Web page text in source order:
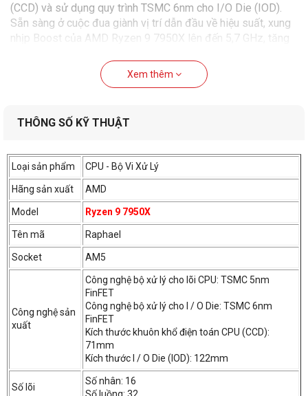
(CCD) và sử dụng quy trình TSMC 6nm cho I/O Die (IOD).
Sẵn sàng ở cuộc đua giành vị trí dẫn đầu về hiệu suất, xung
nhịp Boost của AMD Ryzen 9 7950X lên đến 5,7 GHz, tăng
hợp với mức tăng tới 13% IPC từ vi kiến ​​trúc Zen 4 mới giúp
nó có được sức mạnh tăng vọt lên đến 29% hiệu suất đơn
Socket AM5 hoàn toàn mới
Trước đây các CPU AMD Ryzen socket AM4 thế hệ trước có
thiết kế chân cắm kiểu PGA dễ dẫn đến việc làm hỏng chân
socket khi người dùng tháo ra vệ sinh, bảo dưỡng cho CPU,
nhưng nay CPU AMD Ryzen 9 7950X sử dụng socket AM5
kiểu LGA (1718 chân tiếp xúc) hoàn toàn mới nên tình trạng
này sẽ được khắc phục, và còn tuyệt vời hơn là nó có thể
các loại tản nhiệt
Xem thêm
THÔNG SỐ KỸ THUẬT
Loại sản phẩm CPU - Bộ Vi Xử Lý
Hãng sản xuất AMD
Model Ryzen 9 7950X
Tên mã Raphael
Socket AM5
Công nghệ sản
xuất
Công nghệ bộ xử lý cho lõi CPU: TSMC 5nm
FinFET
Công nghệ bộ xử lý cho I / O Die: TSMC 6nm
FinFET
Kích thước khuôn khổ điện toán CPU (CCD):
71mm
Kích thước I / O Die (IOD): 122mm
Số lõi
Số nhân: 16